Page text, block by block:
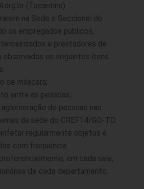
(Tocantins).
na Sede e Seccional do
os empregados públicos,
e prestadores de
observados os seguintes itens
de máscara;
entre as pessoas;
de pessoas nas
da sede do CREF14/GO-TO.
regularmente objetos e
com frequência.
em cada sala,
de cada departamento.